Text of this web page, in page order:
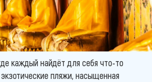
каждый найдёт для себя что-то
пляжи, насыщенная